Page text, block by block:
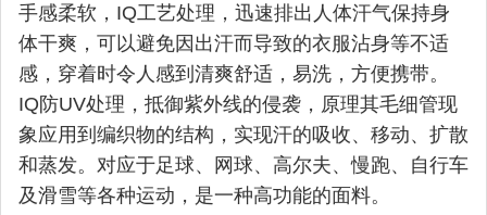
手感柔软，IQ工艺处理，迅速排出人体汗气保持身
体干爽，可以避免因出汗而导致的衣服沾身等不适
感，穿着时令人感到清爽舒适，易洗，方便携带。
IQ防UV处理，抵御紫外线的侵袭，原理其毛细管现
象应用到编织物的结构，实现汗的吸收、移动、扩散
和蒸发。对应于足球、网球、高尔夫、慢跑、自行车
及滑雪等各种运动，是一种高功能的面料。